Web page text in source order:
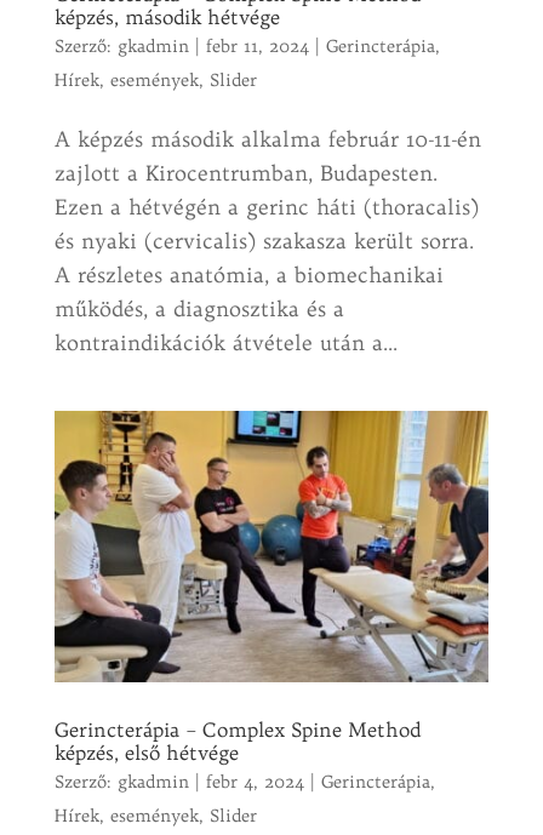
képzés, második hétvége
Szerző: gkadmin| febr 11, 2024| Gerincterápia,
Hírek, események, Slider
A képzés második alkalma február 10-11-én
zajlott a Kirocentrumban, Budapesten.
Ezen a hétvégén a gerinc háti (thoracalis)
és nyaki (cervicalis) szakasza került sorra.
A részletes anatómia, a biomechanikai
működés, a diagnosztika és a
kontraindikációk átvétele után a...
Gerincterápia – Complex Spine Method
képzés, első hétvége
Szerző: gkadmin| febr 4, 2024| Gerincterápia,
Hírek, események, Slider